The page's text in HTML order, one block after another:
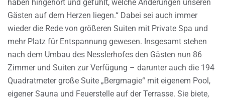
haben hingehört und gefühlt, welche Änderungen unseren
Gästen auf dem Herzen liegen.“ Dabei sei auch immer
wieder die Rede von größeren Suiten mit Private Spa und
mehr Platz für Entspannung gewesen. Insgesamt stehen
nach dem Umbau des Nesslerhofes den Gästen nun 86
Zimmer und Suiten zur Verfügung – darunter auch die 194
Quadratmeter große Suite „Bergmagie“ mit eigenem Pool,
eigener Sauna und Feuerstelle auf der Terrasse. Sie biete,